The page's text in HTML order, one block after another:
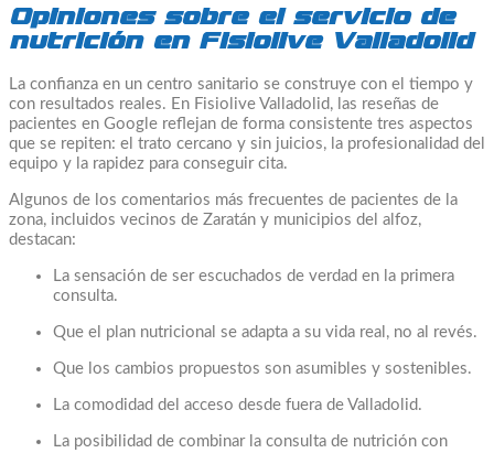
Opiniones sobre el servicio de
nutrición en Fisiolive Valladolid
La confianza en un centro sanitario se construye con el tiempo y
con resultados reales. En Fisiolive Valladolid, las reseñas de
pacientes en Google reflejan de forma consistente tres aspectos
que se repiten: el trato cercano y sin juicios, la profesionalidad del
equipo y la rapidez para conseguir cita.
Algunos de los comentarios más frecuentes de pacientes de la
zona, incluidos vecinos de Zaratán y municipios del alfoz,
destacan:
La sensación de ser escuchados de verdad en la primera
consulta.
Que el plan nutricional se adapta a su vida real, no al revés.
Que los cambios propuestos son asumibles y sostenibles.
La comodidad del acceso desde fuera de Valladolid.
La posibilidad de combinar la consulta de nutrición con